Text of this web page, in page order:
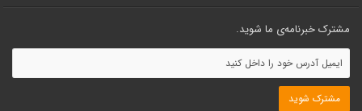
مشترک خبرنامه‌ی ما شوید.